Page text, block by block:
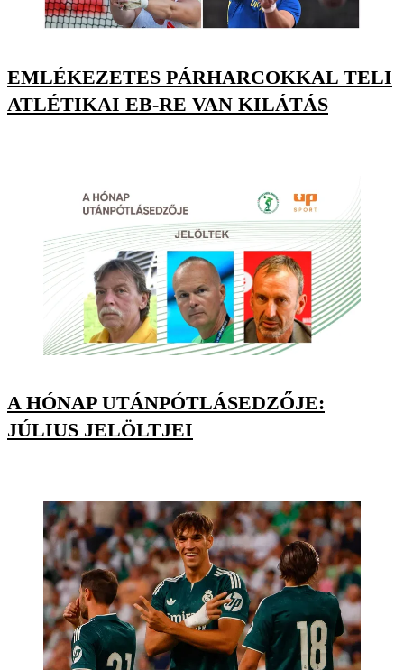
EMLÉKEZETES PÁRHARCOKKAL TELI
ATLÉTIKAI EB-RE VAN KILÁTÁS
A HÓNAP UTÁNPÓTLÁSEDZŐJE:
JÚLIUS JELÖLTJEI